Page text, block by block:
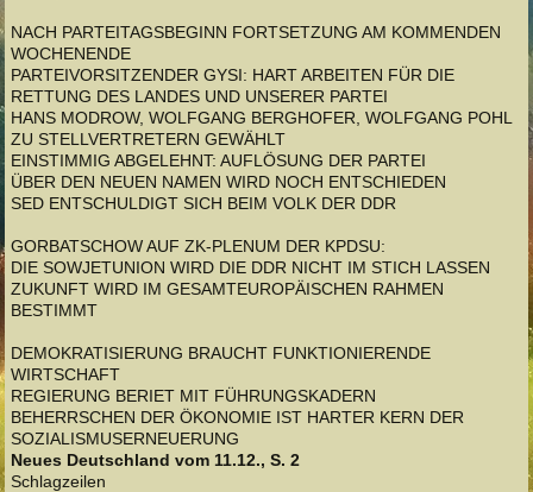
NACH PARTEITAGSBEGINN FORTSETZUNG AM KOMMENDEN
WOCHENENDE
PARTEIVORSITZENDER GYSI: HART ARBEITEN FÜR DIE
RETTUNG DES LANDES UND UNSERER PARTEI
HANS MODROW, WOLFGANG BERGHOFER, WOLFGANG POHL
ZU STELLVERTRETERN GEWÄHLT
EINSTIMMIG ABGELEHNT: AUFLÖSUNG DER PARTEI
ÜBER DEN NEUEN NAMEN WIRD NOCH ENTSCHIEDEN
SED ENTSCHULDIGT SICH BEIM VOLK DER DDR
GORBATSCHOW AUF ZK-PLENUM DER KPDSU:
DIE SOWJETUNION WIRD DIE DDR NICHT IM STICH LASSEN
ZUKUNFT WIRD IM GESAMTEUROPÄISCHEN RAHMEN
BESTIMMT
DEMOKRATISIERUNG BRAUCHT FUNKTIONIERENDE
WIRTSCHAFT
REGIERUNG BERIET MIT FÜHRUNGSKADERN
BEHERRSCHEN DER ÖKONOMIE IST HARTER KERN DER
SOZIALISMUSERNEUERUNG
Neues Deutschland vom 11.12., S. 2
Schlagzeilen